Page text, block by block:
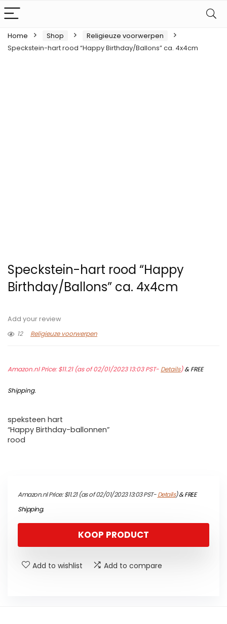
Home Shop
Religieuze voorwerpen
Speckstein-hart rood “Happy Birthday/Ballons” ca. 4x4cm
Speckstein-hart rood “Happy
Birthday/Ballons” ca. 4x4cm
Add your review
12
Religieuze voorwerpen
Amazon.nl Price:$11.21(as of 02/01/2023 13:03 PST- Details)&FREE
Shipping.
speksteen hart
“Happy Birthday-ballonnen”
rood
Amazon.nl Price:$11.21(as of 02/01/2023 13:03 PST-Details)&FREE
Shipping.
KOOP PRODUCT
Add to wishlist Add to compare